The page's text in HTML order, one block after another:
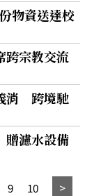
物資送達校
宗教交流
消 跨境馳
濾水設備
9 10